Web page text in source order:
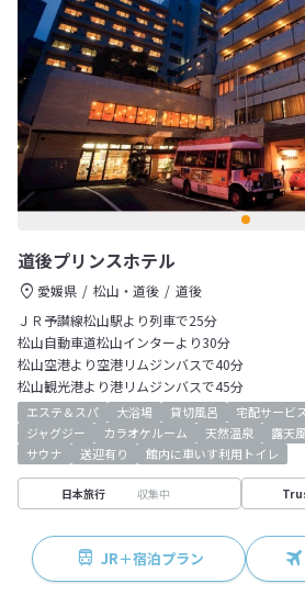
道後プリンスホテル
愛媛県 松山・道後
道後
ＪＲ予讃線松山駅より列車で25分
松山自動車道松山インターより30分
松山空港より空港リムジンバスで40分
松山観光港より港リムジンバスで45分
エステ＆スパ 大浴場 貸切風呂 宅配サービス
ジャグジー
カラオケルーム 天然温泉 露天
サウナ
送迎有り 館内に車いす利用トイレ
日本旅行 収集中
JR＋宿泊プラン